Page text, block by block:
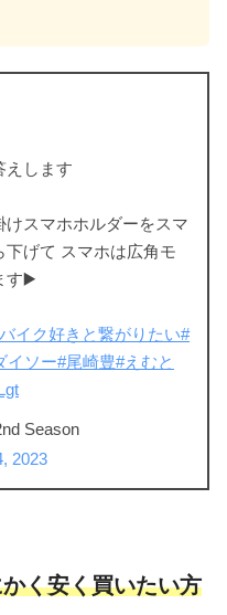
えします
スマホホルダーをスマ
げて スマホは広角モ
す▶️
イク好きと繋がりたい#
イソー#尾崎豊#えむと
Season
2023
く安く買いたい方